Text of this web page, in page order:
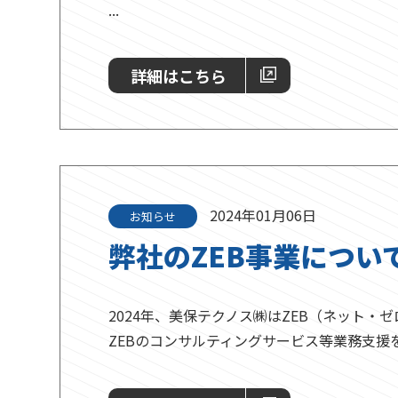
...
詳細はこちら
お知らせ 2024年01月06日
弊社のZEB事業につい
2024年、美保テクノス㈱はZEB（ネット・
ZEBのコンサルティングサービス等業務支